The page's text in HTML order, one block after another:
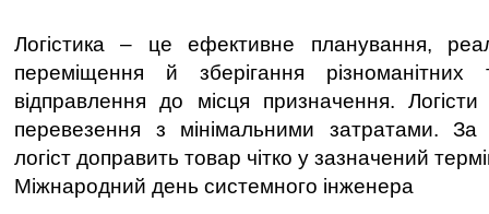
Логістика – це ефективне планування,
переміщення й зберігання різноманітних
відправлення до місця призначення.
перевезення з мінімальними затратами. За
логіст доправить товар чітко у зазначений
Міжнародний день системного інженера